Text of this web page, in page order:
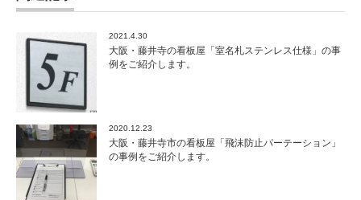
2021.4.30
大阪・藤井寺の看板屋「室名札ステンレス仕様」の事
例をご紹介します。
2020.12.23
大阪・藤井寺市の看板屋「飛沫防止パーテーション」
の事例をご紹介します。